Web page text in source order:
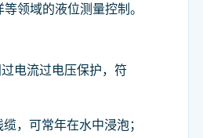
领域的液位测量控制。
电流过电压保护，符
，可常年在水中浸泡；